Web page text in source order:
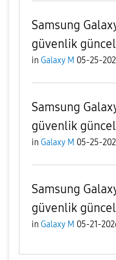
Samsung
güvenlik
in Galaxy M 05-25-
Samsung
güvenlik
in Galaxy M 05-25-
Samsung
güvenlik
in Galaxy M 05-21-